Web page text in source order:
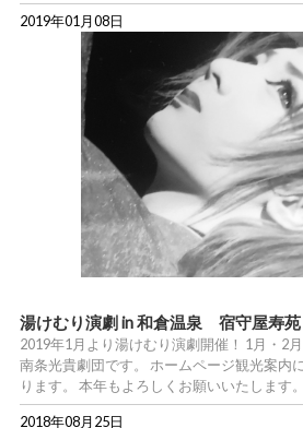
2019年01月08日
湯けむり演劇 in 和倉温泉 宿守屋寿苑
2019年1月より湯けむり演劇開催！ 1月・2
南条光貴劇団です。 ホームページ観光案内
ります。 本年もよろしくお願いいたします。
2018年08月25日